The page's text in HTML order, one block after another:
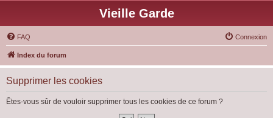
Vieille Garde
FAQ Connexion
Index du forum
Supprimer les cookies
Êtes-vous sûr de vouloir supprimer tous les cookies de ce forum ?